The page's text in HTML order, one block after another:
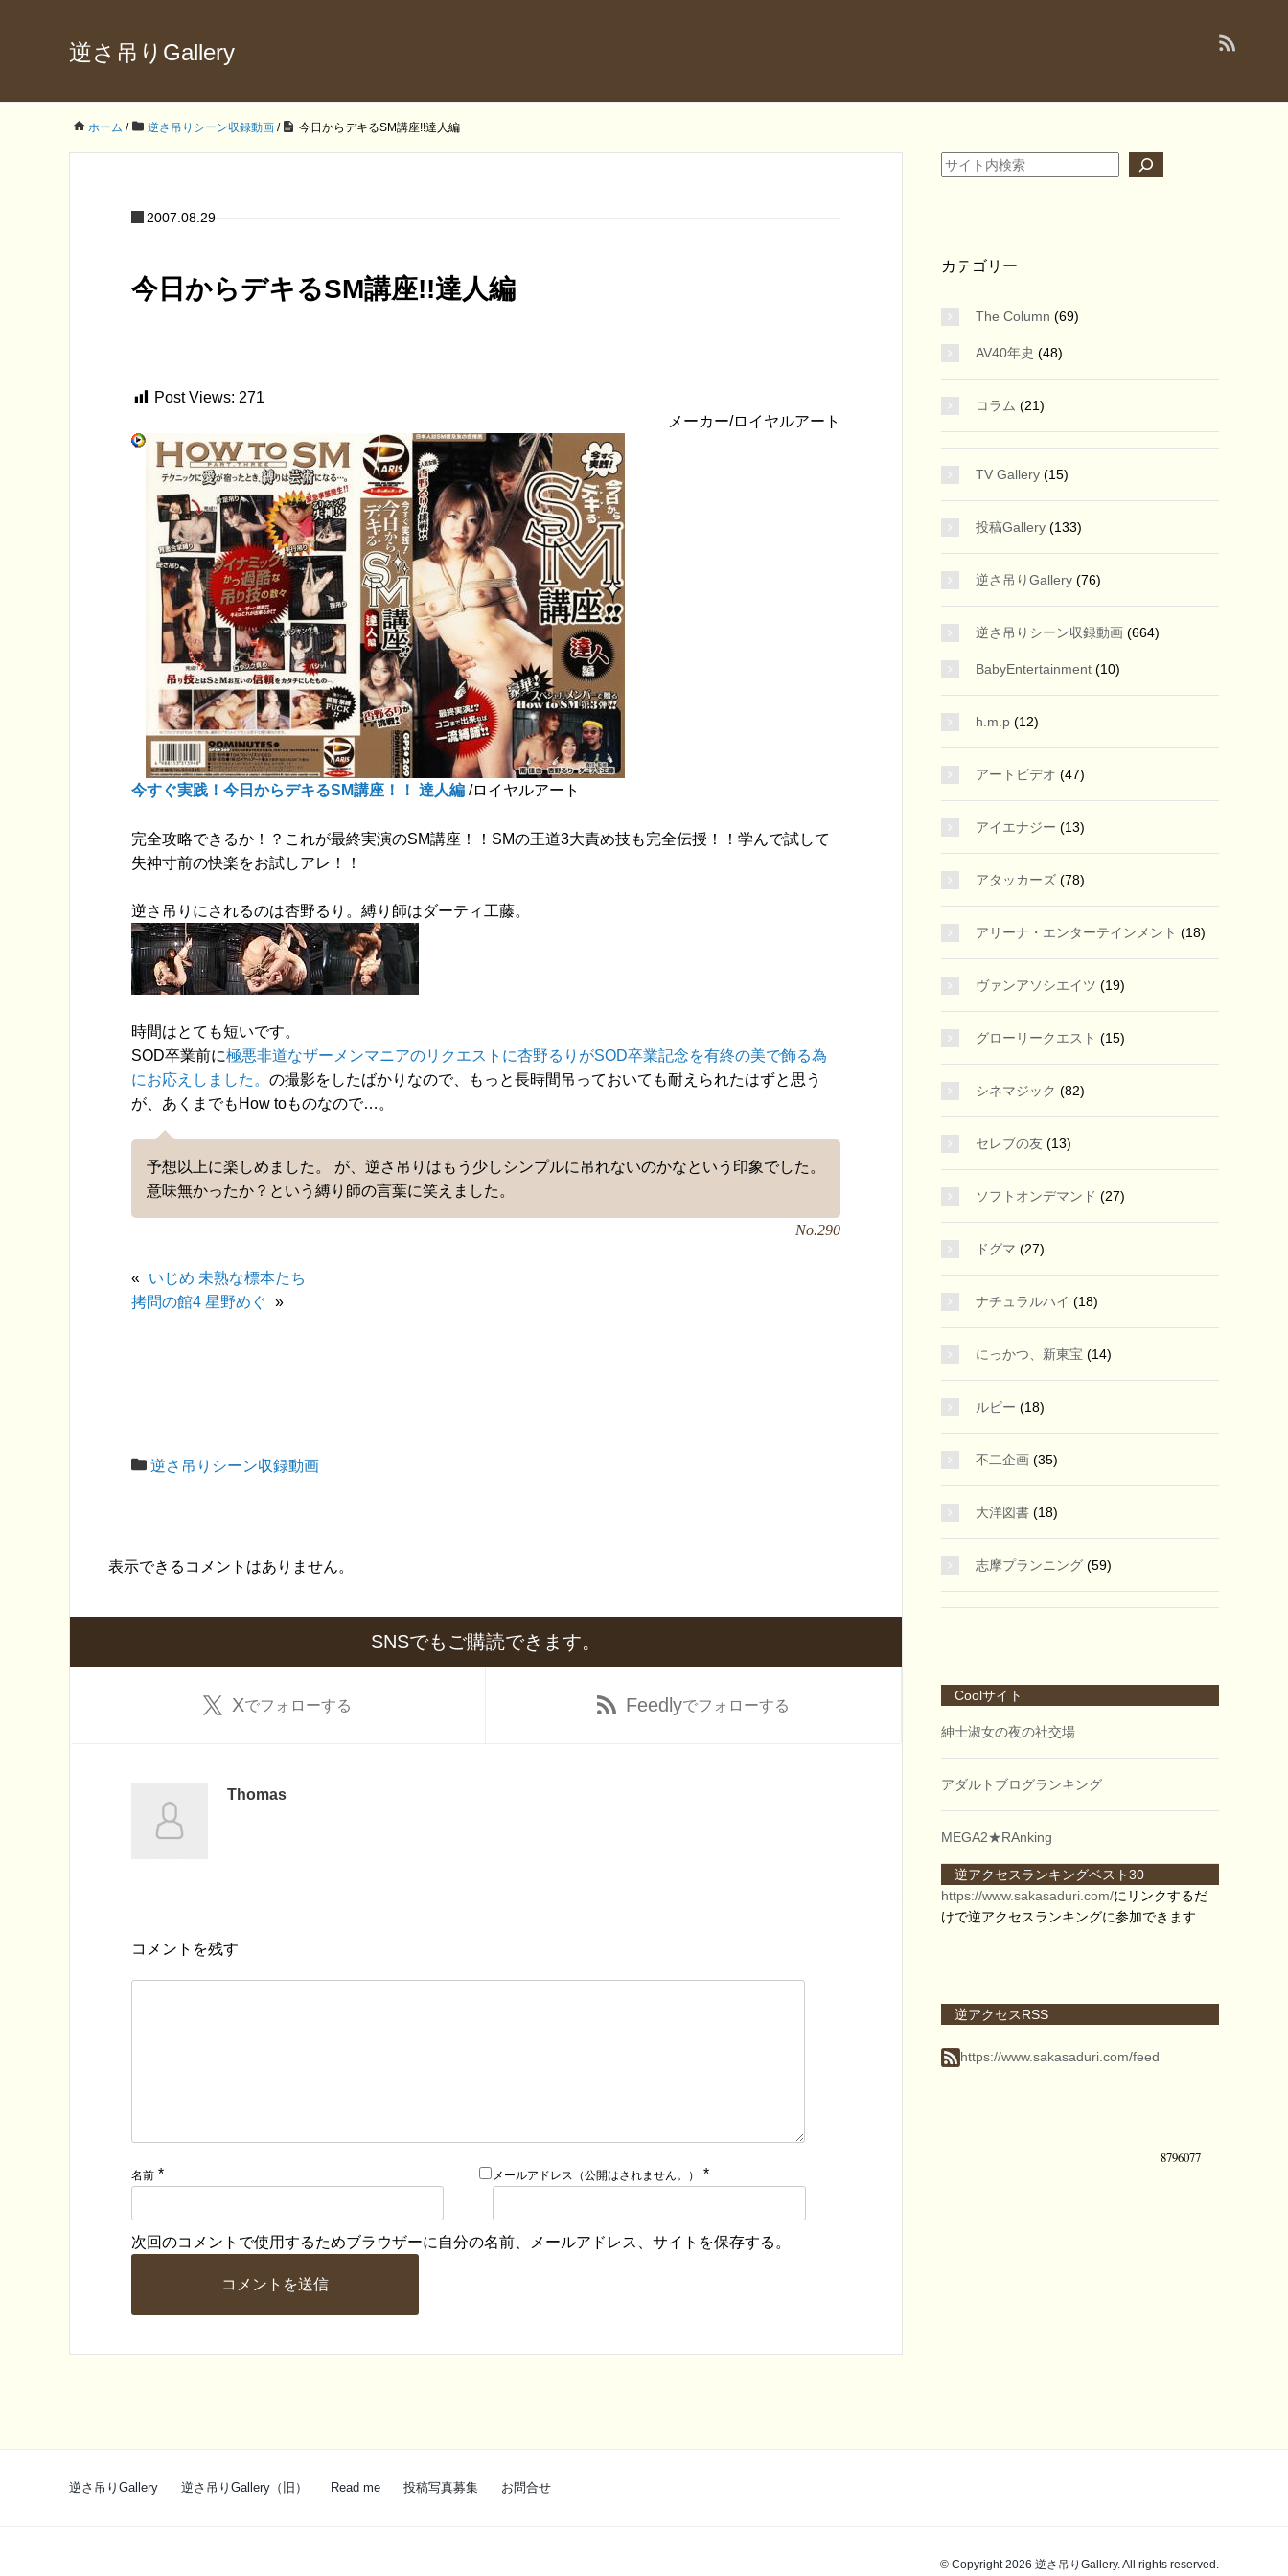
逆さ吊りGallery
ホーム / 逆さ吊りシーン収録動画 / 今日からデキるSM講座!!達人編
2007.08.29
今日からデキるSM講座!!達人編
Post Views: 271
メーカー/ロイヤルアート
今すぐ実践！今日からデキるSM講座！！ 達人編 /ロイヤルアート
完全攻略できるか！？これが最終実演のSM講座！！SMの王道3大責め技も完全伝授！！学んで試して
失神寸前の快楽をお試しアレ！！
逆さ吊りにされるのは杏野るり。縛り師はダーティ工藤。
時間はとても短いです。
SOD卒業前に極悪非道なザーメンマニアのリクエストに杏野るりがSOD卒業記念を有終の美で飾る為
にお応えしました。 の撮影をしたばかりなので、もっと長時間吊っておいても耐えられたはずと思う
が、あくまでもHow toものなので…。
予想以上に楽しめました。 が、逆さ吊りはもう少しシンプルに吊れないのかなという印象でした。
意味無かったか？という縛り師の言葉に笑えました。
No.290
« いじめ 未熟な標本たち
拷問の館4 星野めぐ »
逆さ吊りシーン収録動画
表示できるコメントはありません。
SNSでもご購読できます。
Xでフォローする Feedlyでフォローする
Thomas
コメントを残す
名前 * メールアドレス（公開はされません。） *
次回のコメントで使用するためブラウザーに自分の名前、メールアドレス、サイトを保存する。
検索
カテゴリー
The Column (69)
AV40年史 (48)
コラム (21)
TV Gallery (15)
投稿Gallery (133)
逆さ吊りGallery (76)
逆さ吊りシーン収録動画 (664)
BabyEntertainment (10)
h.m.p (12)
アートビデオ (47)
アイエナジー (13)
アタッカーズ (78)
アリーナ・エンターテインメント (18)
ヴァンアソシエイツ (19)
グローリークエスト (15)
シネマジック (82)
セレブの友 (13)
ソフトオンデマンド (27)
ドグマ (27)
ナチュラルハイ (18)
にっかつ、新東宝 (14)
ルビー (18)
不二企画 (35)
大洋図書 (18)
志摩プランニング (59)
Coolサイト
紳士淑女の夜の社交場
アダルトブログランキング
MEGA2★RAnking
逆アクセスランキングベスト30
https://www.sakasaduri.com/にリンクするだ
けで逆アクセスランキングに参加できます
逆アクセスRSS
https://www.sakasaduri.com/feed
逆さ吊りGallery 逆さ吊りGallery（旧） Read me 投稿写真募集 お問合せ
© Copyright 2026 逆さ吊りGallery. All rights reserved.